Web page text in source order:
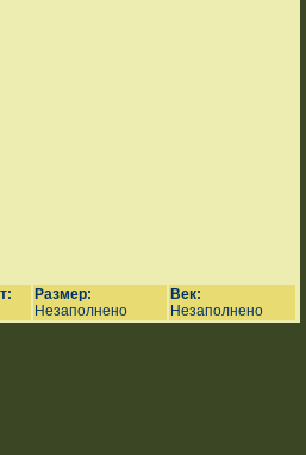
Размер:
Незаполнено
Век:
Незаполнено